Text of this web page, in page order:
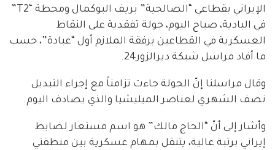
الإيراني بقطاعي “الصالحية” بريف البوكمال ومحطة “T2”
في البادية، صباح اليوم، جولة تفقدية على النقاط
العسكرية في القطاعين برفقة الملازم أول “عبادة”، حسب
ما أفاد مراسل شبكة ديرالزور24.
وقال مراسلنا إنّ الجولة جاءت تزامناً مع إجراء التبديل
نصف الشهري لعناصر الميليشيا والذي يصادف اليوم.
وأشار إلى أنّ “الحاج مالك” هو اسم مستعار لضابط
إيراني برتبة عالية، يتنقل بمهام عسكرية بين منطقتي